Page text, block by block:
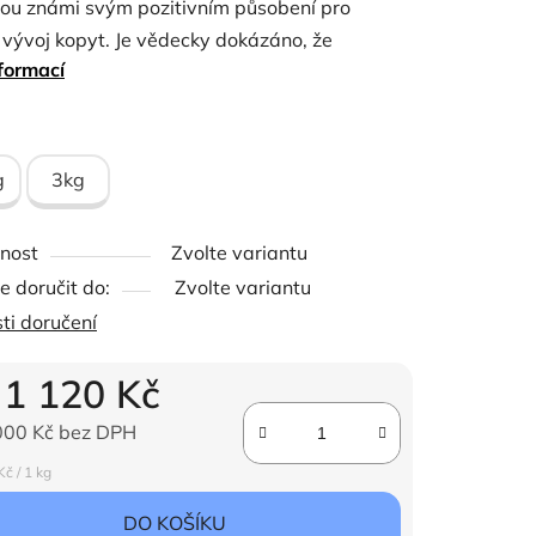
známi svým pozitivním působení pro
kopyt. Je vědecky dokázáno, že
biotin podporuje zdraví kopyt.
pro zdravá kopyta dodává 15 mg biotinu
3kg
Zvolte variantu
doručit do:
Zvolte variantu
doručení
1 120 Kč
Kč bez DPH
/ 1 kg
DO KOŠÍKU